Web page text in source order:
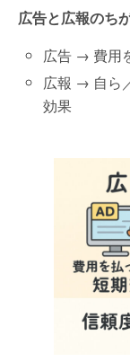
広告と広報のち
広告 → 費用
広報 → 自ら
効果